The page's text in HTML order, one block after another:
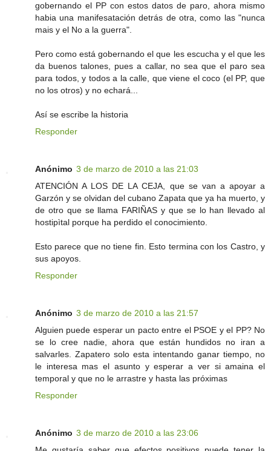
gobernando el PP con estos datos de paro, ahora mismo
habia una manifesatación detrás de otra, como las "nunca
mais y el No a la guerra".
Pero como está gobernando el que les escucha y el que les
da buenos talones, pues a callar, no sea que el paro sea
para todos, y todos a la calle, que viene el coco (el PP, que
no los otros) y no echará...
Así se escribe la historia
Responder
Anónimo 3 de marzo de 2010 a las 21:03
ATENCIÓN A LOS DE LA CEJA, que se van a apoyar a
Garzón y se olvidan del cubano Zapata que ya ha muerto, y
de otro que se llama FARIÑAS y que se lo han llevado al
hostipìtal porque ha perdido el conocimiento.
Esto parece que no tiene fin. Esto termina con los Castro, y
sus apoyos.
Responder
Anónimo 3 de marzo de 2010 a las 21:57
Alguien puede esperar un pacto entre el PSOE y el PP? No
se lo cree nadie, ahora que están hundidos no iran a
salvarles. Zapatero solo esta intentando ganar tiempo, no
le interesa mas el asunto y esperar a ver si amaina el
temporal y que no le arrastre y hasta las próximas
Responder
Anónimo 3 de marzo de 2010 a las 23:06